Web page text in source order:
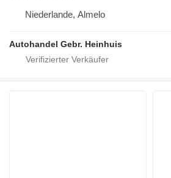
Niederlande, Almelo
Autohandel Gebr. Heinhuis